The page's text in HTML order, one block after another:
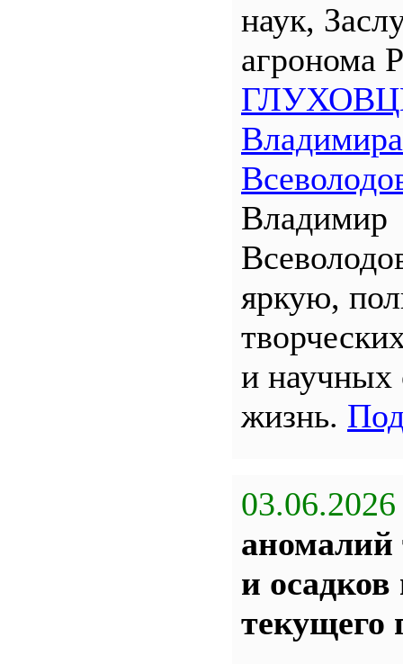
наук,
агронома
Владимира
Владимир
яркую,
и научных
жизнь.
03.06.2026
аномалий
и
текущего